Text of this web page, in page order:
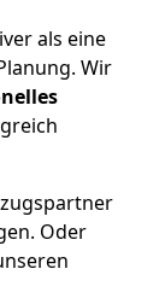
als eine
Wir
Oder